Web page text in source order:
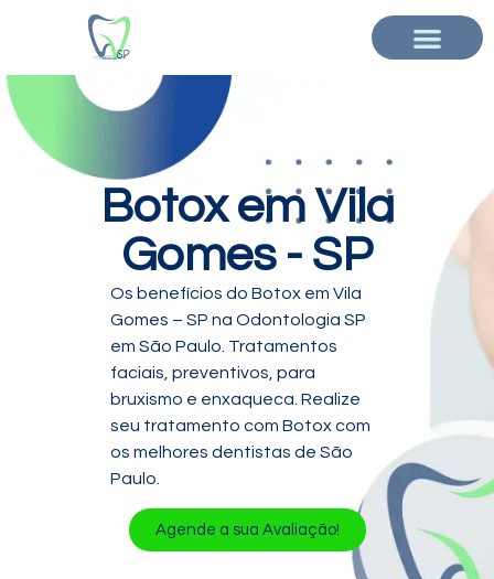
Botox em Vila
Gomes - SP
Os benefícios do Botox em Vila
Gomes – SP na Odontologia SP
em São Paulo. Tratamentos
faciais, preventivos, para
bruxismo e enxaqueca. Realize
seu tratamento com Botox com
os melhores dentistas de São
Paulo.
Agende a sua Avaliação!